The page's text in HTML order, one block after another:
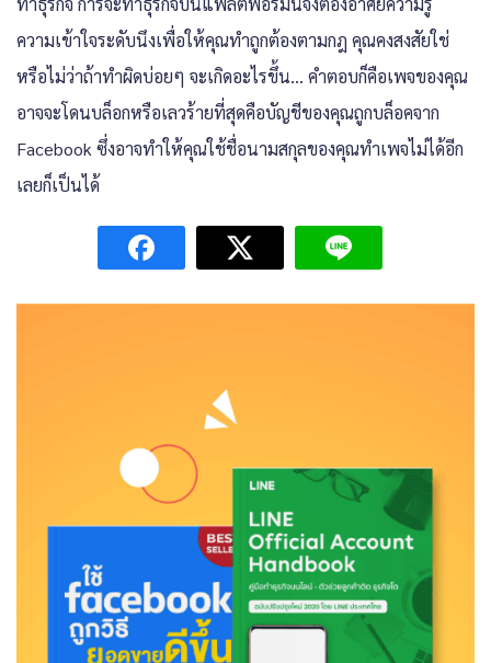
ความเข้าใจระดับนึงเพื่อให้คุณทำถูกต้องตามกฎ คุณคงสงสัยใช่
หรือไม่ว่าถ้าทำผิดบ่อยๆ จะเกิดอะไรขึ้น… คำตอบก็คือเพจของคุณ
อาจจะโดนบล็อกหรือเลวร้ายที่สุดคือบัญชีของคุณถูกบล็อคจาก
Facebook ซึ่งอาจทำให้คุณใช้ชื่อนามสกุลของคุณทำเพจไม่ได้อีก
เลยก็เป็นได้